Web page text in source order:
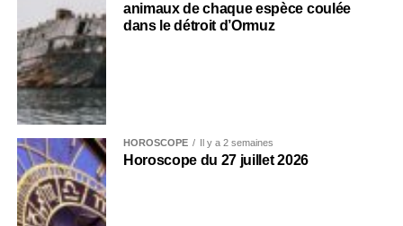
animaux de chaque espèce coulée
dans le détroit d’Ormuz
HOROSCOPE Il y a 2 semaines
Horoscope du 27 juillet 2026